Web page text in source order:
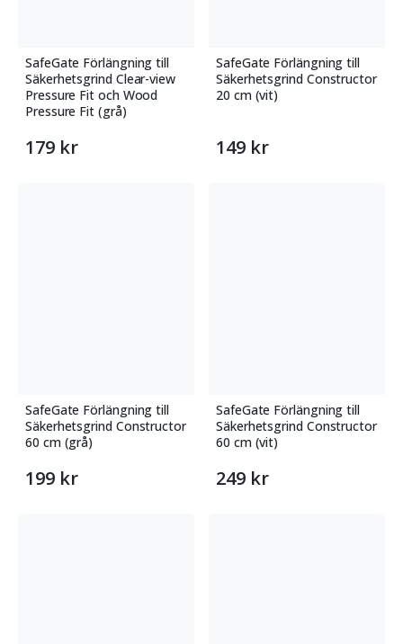
SafeGate Förlängning till
Säkerhetsgrind Clear-view
Pressure Fit och Wood
Pressure Fit (grå)
179 kr
SafeGate Förlängning till
Säkerhetsgrind Constructor
20 cm (vit)
149 kr
SafeGate Förlängning till
Säkerhetsgrind Constructor
60 cm (grå)
199 kr
SafeGate Förlängning till
Säkerhetsgrind Constructor
60 cm (vit)
249 kr